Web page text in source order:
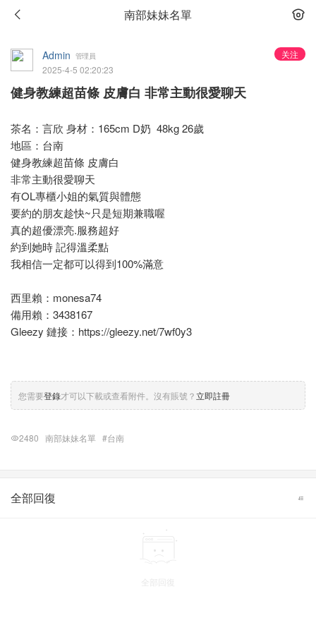
南部妹妹名單
关注
Admin 管理員
2025-4-5 02:20:23
健身教練超苗條 皮膚白 非常主動很愛聊天
茶名：言欣 身材：165cm D奶 48kg 26歲
地區：台南
健身教練超苗條 皮膚白
非常主動很愛聊天
有OL專櫃小姐的氣質與體態
要約的朋友趁快~只是短期兼職喔
真的超優漂亮.服務超好
約到她時 記得溫柔點
我相信一定都可以得到100%滿意
西里賴：monesa74
備用賴：3438167
Gleezy 鏈接： https://gleezy.net/7wf0y3
您需要登錄才可以下載或查看附件。沒有賬號？立即註冊
2480 南部妹妹名單 #台南
全部回復
全部回復